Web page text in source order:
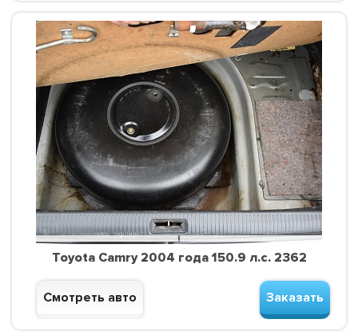
Toyota Camry 2004 года 150.9 л.с. 2362
Смотреть авто Заказать